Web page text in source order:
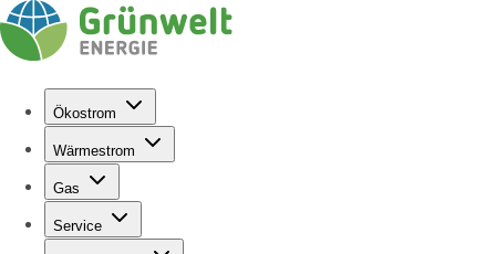
Ökostrom
Wärmestrom
Gas
Service